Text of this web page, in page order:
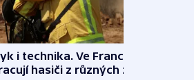
i technika. Ve Francii
hasiči z různých zemí